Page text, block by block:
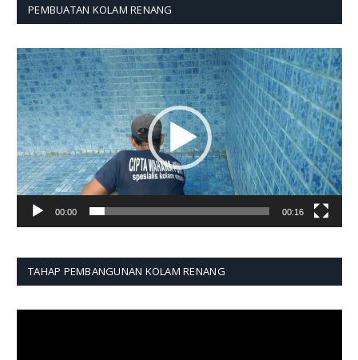
PEMBUATAN KOLAM RENANG
Pemutar
Video
00:00 00:16
TAHAP PEMBANGUNAN KOLAM RENANG